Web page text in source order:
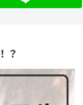
？